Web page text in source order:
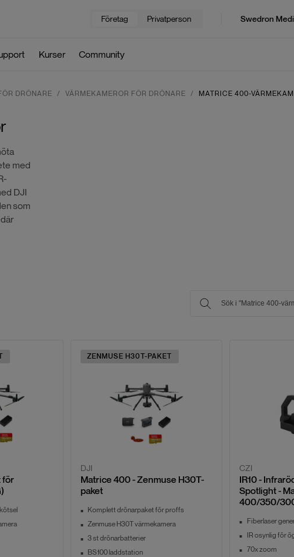
Företag Privatperson Swedron
Kurser Community
DRÖNARE VÄRMEKAMEROR FÖR DRÖNARE MATRICE 400-
med
DJI
som
för
ZENMUSE H30T-PAKET
DJI
Matrice 400 - Zenmuse H30T-
paket
Komplett drönarpaket för proffs
Zenmuse H30T värmekamera
3 st drönarbatterier
BS100 laddstation
CZI
IR10 -
Spotlight -
400/350/
Fiberlaser
IR osynlig för
70x zoom